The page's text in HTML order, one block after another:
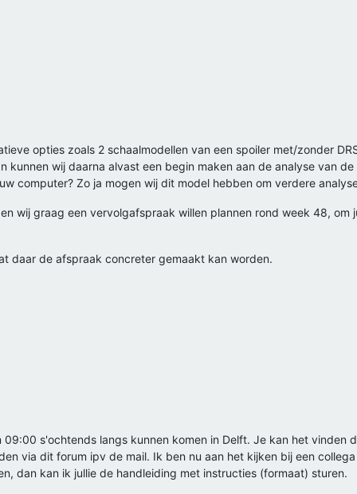
opties zoals 2 schaalmodellen van een spoiler met/zonder
kunnen wij daarna alvast een begin maken aan de analyse van
computer? Zo ja mogen wij dit model hebben om verdere
wij graag een vervolgafspraak willen plannen rond week 48, om
daar de afspraak concreter gemaakt kan worden.
s'ochtends langs kunnen komen in Delft. Je kan het vinden
via dit forum ipv de mail. Ik ben nu aan het kijken bij een
dan kan ik jullie de handleiding met instructies (formaat) sturen.